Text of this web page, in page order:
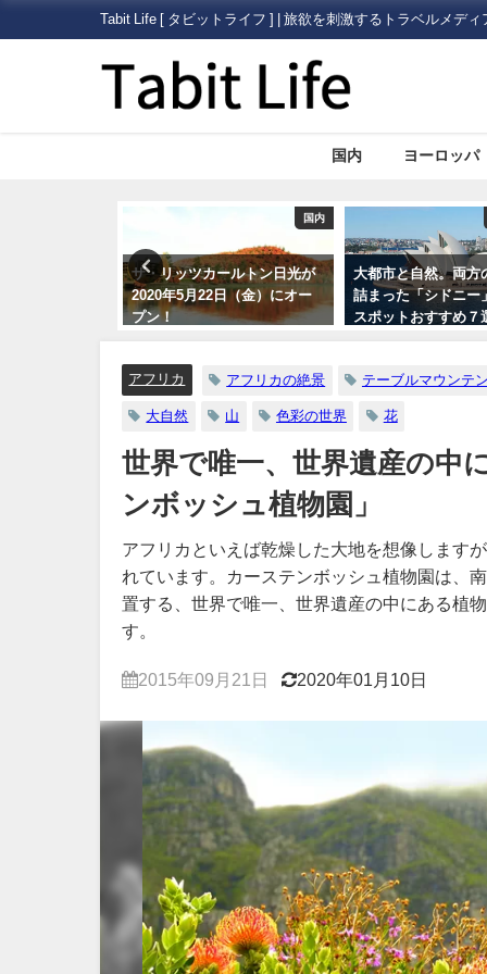
Tabit Life [ タビットライフ ] | 旅欲を刺激するトラベルメディ
国内 ヨーロッパ
オセアニア
大都市と自然。両方の魅力が
詰まった「シドニー」の観光
スポットおすすめ７選
いまさら人に聞き
外旅行に必要な「
証）」について
アフリカ アフリカの絶景 テーブルマウンテ
大自然 山 色彩の世界 花
世界で唯一、世界遺産の中
ンボッシュ植物園」
アフリカといえば乾燥した大地を想像します
れています。カーステンボッシュ植物園は、
置する、世界で唯一、世界遺産の中にある植
す。
2015年09月21日 2020年01月10日